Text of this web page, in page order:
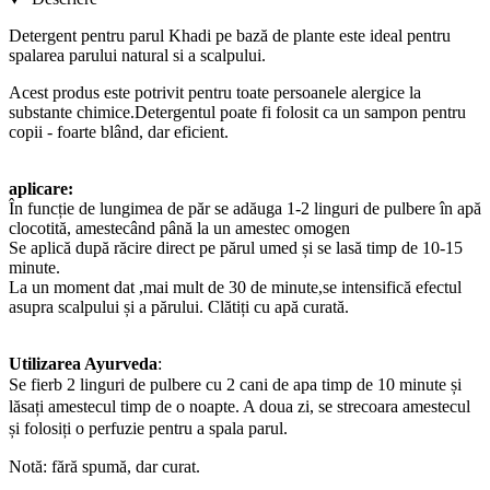
Detergent pentru parul Khadi pe bază de plante este ideal pentru
spalarea parului natural si a scalpului.
Acest produs este potrivit pentru toate persoanele alergice la
substante chimice.Detergentul poate fi folosit ca un sampon pentru
copii - foarte blând, dar eficient.
aplicare:
În funcție de lungimea de păr se adăuga 1-2 linguri de pulbere în apă
clocotită, amestecând până la un amestec omogen
Se aplică după răcire direct pe părul umed și se lasă timp de 10-15
minute.
La un moment dat ,mai mult de 30 de minute,se intensifică efectul
asupra scalpului și a părului. Clătiți cu apă curată.
Utilizarea Ayurveda:
Se fierb 2 linguri de pulbere cu 2 cani de apa timp de 10 minute și
lăsați amestecul timp de o noapte. A doua zi, se strecoara amestecul
și folosiți o perfuzie pentru a spala parul.
Notă: fără spumă, dar curat.